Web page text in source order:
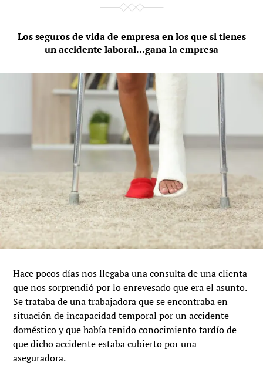
Los seguros de vida de empresa en los que si tienes
un accidente laboral…gana la empresa
Hace pocos días nos llegaba una consulta de una clienta
que nos sorprendió por lo enrevesado que era el asunto.
Se trataba de una trabajadora que se encontraba en
situación de incapacidad temporal por un accidente
doméstico y que había tenido conocimiento tardío de
que dicho accidente estaba cubierto por una
aseguradora.